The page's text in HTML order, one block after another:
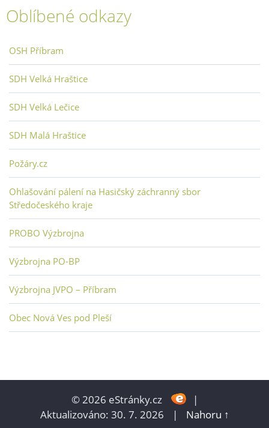
Oblíbené odkazy
OSH Příbram
SDH Velká Hraštice
SDH Velká Lečice
SDH Malá Hraštice
Požáry.cz
Ohlašování pálení na Hasičský záchranný sbor
Středočeského kraje
PROBO Výzbrojna
Výzbrojna PO-BP
Výzbrojna JVPO – Příbram
Obec Nová Ves pod Pleší
© 2026 eStránky.cz
|
Aktualizováno: 30. 7. 2026
| Nahoru ↑